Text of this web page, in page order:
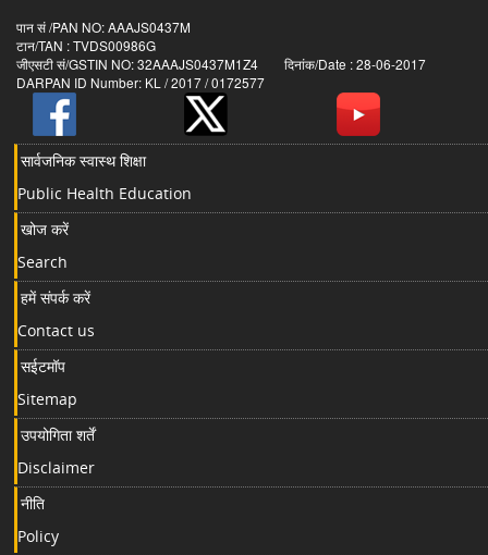
पान सं /PAN NO: AAAJS0437M
टान/TAN : TVDS00986G
जीएसटी सं/GSTIN NO: 32AAAJS0437M1Z4 दिनांक/Date : 28-06-2017
DARPAN ID Number: KL / 2017 / 0172577
सार्वजनिक स्वास्थ शिक्षा
Public Health Education
खोज करें
Search
हमें संपर्क करें
Contact us
सईटमॉप
Sitemap
उपयोगिता शर्तें
Disclaimer
नीति
Policy